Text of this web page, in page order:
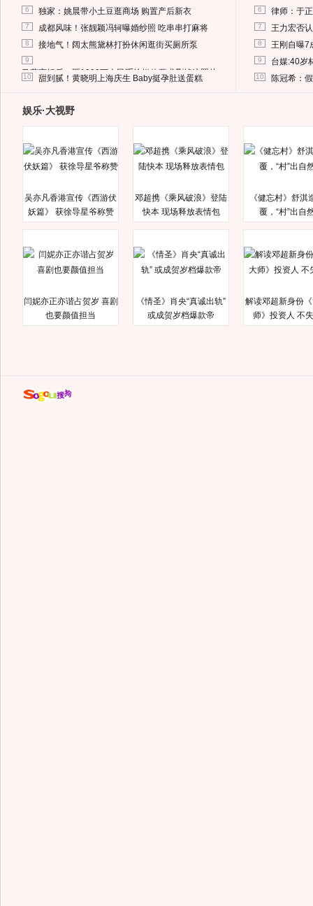
6 独家：姚晨带小土豆逛商场 购置产后新衣
7 成都风味！张靓颖冯轲曝婚纱照 吃串串打麻将
8 接地气！阔太熊黛林打扮休闲逛街买厕所泵
9
马蓉离婚后，砸1000万人民币给媒体要求删掉这照片
10 甜到腻！黄晓明上海庆生 Baby挺孕肚送蛋糕
6 律师：于
7 王力宏否
8 王刚自曝7
9 台媒:40岁
10 陈冠希：
娱乐·大视野
吴亦凡香港宣传《西游伏
妖篇》 获徐导星爷称赞
邓超携《乘风破浪》登陆
快本 现场释放表情包
《健忘村》舒淇
覆，“村”出自
闫妮亦正亦谐占贺岁 喜剧
也要颜值担当
《情圣》肖央“真诚出轨”
或成贺岁档爆款帝
解读邓超新身份
师》投资人 不